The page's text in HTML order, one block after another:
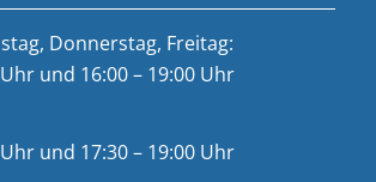
Donnerstag, Freitag:
und 16:00 – 19:00 Uhr
und 17:30 – 19:00 Uhr